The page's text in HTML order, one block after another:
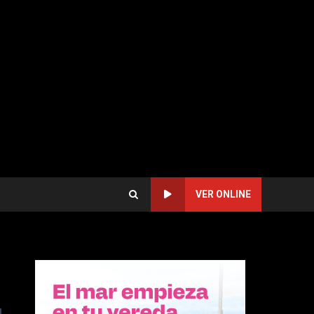
VER ONLINE